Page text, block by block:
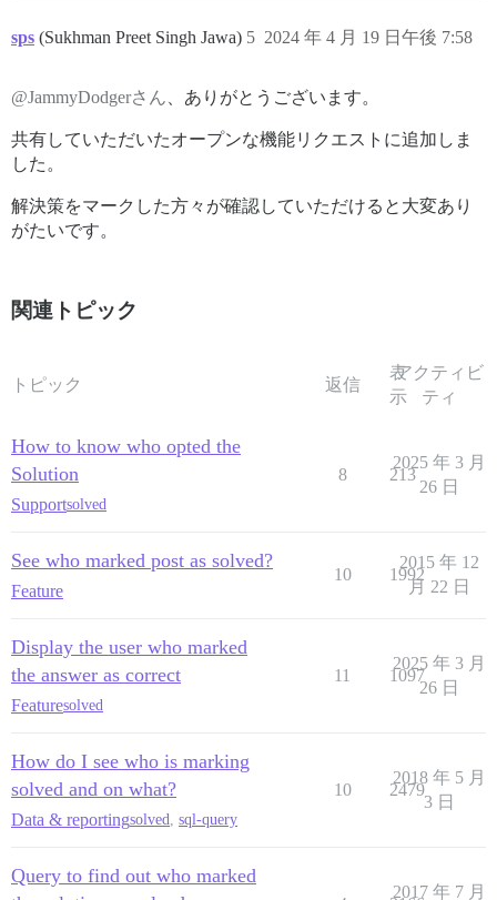
sps (Sukhman Preet Singh Jawa) 2024 年 4 月 19 日午後 7:58
5
@JammyDodgerさん 、ありがとうございます。
共有していただいたオープンな機能リクエストに追加しま
した。
解決策をマークした方々が確認していただけると大変あり
がたいです。
関連トピック
トピック 返信
表
示
アクティビ
ティ
How to know who opted the
Solution
Supportsolved
8 213
2025 年 3 月
26 日
See who marked post as solved?
Feature
10 1992
2015 年 12
月 22 日
Display the user who marked
the answer as correct
Featuresolved
11 1097
2025 年 3 月
26 日
How do I see who is marking
solved and on what?
Data & reportingsolved, sql-query
10 2479
2018 年 5 月
3 日
Query to find out who marked
2017 年 7 月